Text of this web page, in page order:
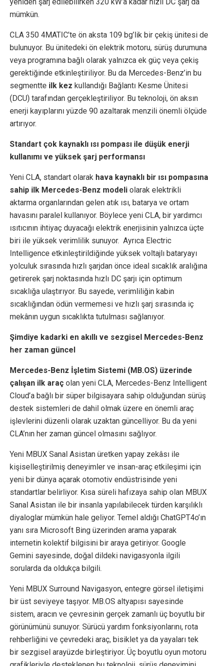
yeniden şarj edilebilirken 320 kW’a kadar hızlı DC şarj da
mümkün.
CLA 350 4MATIC’te ön aksta 109 bg’lik bir çekiş ünitesi de
bulunuyor. Bu ünitedeki ön elektrik motoru, sürüş durumuna
veya programına bağlı olarak yalnızca ek güç veya çekiş
gerektiğinde etkinleştiriliyor. Bu da Mercedes-Benz’in bu
segmentte ilk kez kullandığı Bağlantı Kesme Ünitesi
(DCU) tarafından gerçekleştiriliyor. Bu teknoloji, ön aksın
enerji kayıplarını yüzde 90 azaltarak menzili önemli ölçüde
artırıyor.
Standart çok kaynaklı ısı pompası ile düşük enerji
kullanımı ve yüksek şarj performansı
Yeni CLA, standart olarak hava kaynaklı bir ısı pompasına
sahip ilk Mercedes-Benz modeli olarak elektrikli
aktarma organlarından gelen atık ısı, batarya ve ortam
havasını paralel kullanıyor. Böylece yeni CLA, bir yardımcı
ısıtıcının ihtiyaç duyacağı elektrik enerjisinin yalnızca üçte
biri ile yüksek verimlilik sunuyor. Ayrıca Electric
Intelligence etkinleştirildiğinde yüksek voltajlı bataryayı
yolculuk sırasında hızlı şarjdan önce ideal sıcaklık aralığına
getirerek şarj noktasında hızlı DC şarjı için optimum
sıcaklığa ulaştırıyor. Bu sayede, verimliliğin kabin
sıcaklığından ödün vermemesi ve hızlı şarj sırasında iç
mekânın uygun sıcaklıkta tutulması sağlanıyor.
Şimdiye kadarki en akıllı ve sezgisel Mercedes-Benz
her zaman güncel
Mercedes-Benz İşletim Sistemi (MB.OS) üzerinde
çalışan ilk araç olan yeni CLA, Mercedes-Benz Intelligent
Cloud’a bağlı bir süper bilgisayara sahip olduğundan sürüş
destek sistemleri de dahil olmak üzere en önemli araç
işlevlerini düzenli olarak uzaktan güncelliyor. Bu da yeni
CLA’nın her zaman güncel olmasını sağlıyor.
Yeni MBUX Sanal Asistan üretken yapay zekâsı ile
kişiselleştirilmiş deneyimler ve insan-araç etkileşimi için
yeni bir dünya açarak otomotiv endüstrisinde yeni
standartlar belirliyor. Kısa süreli hafızaya sahip olan MBUX
Sanal Asistan ile bir insanla yapılabilecek türden karşılıklı
diyaloglar mümkün hale geliyor. Temel aldığı ChatGPT4o’ın
yanı sıra Microsoft Bing üzerinden arama yaparak
internetin kolektif bilgisini bir araya getiriyor. Google
Gemini sayesinde, doğal dildeki navigasyonla ilgili
sorularda da oldukça bilgili.
Yeni MBUX Surround Navigasyon, entegre görsel iletişimi
bir üst seviyeye taşıyor. MB.OS altyapısı sayesinde
sistem, aracın ve çevresinin gerçek zamanlı üç boyutlu bir
görünümünü sunuyor. Sürücü yardım fonksiyonlarını, rota
rehberliğini ve çevredeki araç, bisiklet ya da yayaları tek
bir sezgisel arayüzde birleştiriyor. Üç boyutlu oyun motoru